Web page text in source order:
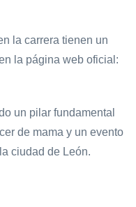
la carrera tienen un
la página web oficial:
un pilar fundamental
de mama y un evento
ciudad de León.